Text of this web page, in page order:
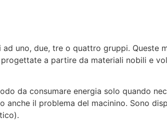
uno, due, tre o quattro gruppi. Queste
a partire da materiali nobili e
da consumare energia solo quando
anche il problema del macinino. ​Sono